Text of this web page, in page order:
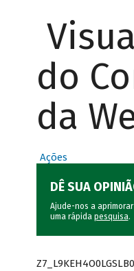
do
da
Ações
DÊ SUA
Ajude-nos a
uma rápida pesquisa.